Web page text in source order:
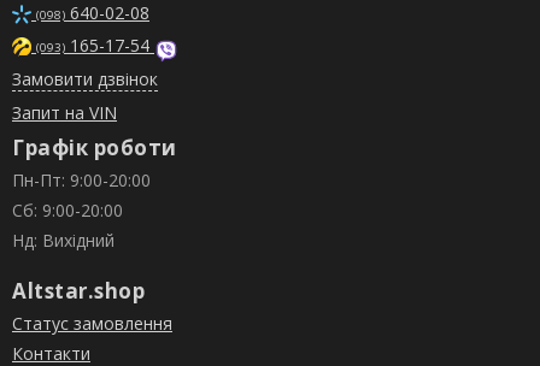
(098) 640-02-08
(093) 165-17-54
Замовити дзвінок
Запит на VIN
Графік роботи
Пн-Пт: 9:00-20:00
Сб: 9:00-20:00
Нд: Вихідний
Altstar.shop
Статус замовлення
Контакти